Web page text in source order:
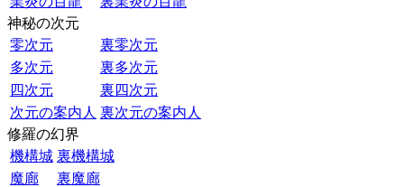
神秘の次元
零次元
裏零次元
多次元
裏多次元
四次元
裏四次元
次元の案内人 裏次元の案内人
修羅の幻界
機構城 裏機構城
魔廊
裏魔廊